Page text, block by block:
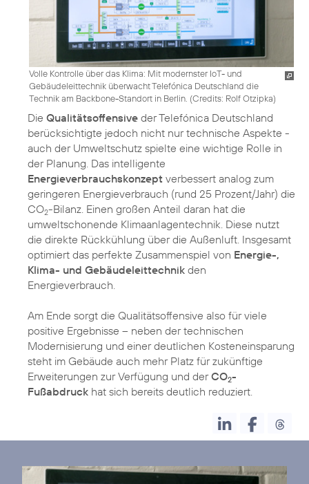
Volle Kontrolle über das Klima: Mit modernster IoT- und
Gebäudeleittechnik überwacht Telefónica Deutschland die
Technik am Backbone-Standort in Berlin. (Credits: Rolf Otzipka)
Die Qualitätsoffensive der Telefónica Deutschland
berücksichtigte jedoch nicht nur technische Aspekte -
auch der Umweltschutz spielte eine wichtige Rolle in
der Planung. Das intelligente
Energieverbrauchskonzept verbessert analog zum
geringeren Energieverbrauch (rund 25 Prozent/Jahr) die
CO2-Bilanz. Einen großen Anteil daran hat die
umweltschonende Klimaanlagentechnik. Diese nutzt
die direkte Rückkühlung über die Außenluft. Insgesamt
optimiert das perfekte Zusammenspiel von Energie-,
Klima- und Gebäudeleittechnik den
Energieverbrauch.
Am Ende sorgt die Qualitätsoffensive also für viele
positive Ergebnisse – neben der technischen
Modernisierung und einer deutlichen Kosteneinsparung
steht im Gebäude auch mehr Platz für zukünftige
Erweiterungen zur Verfügung und derCO2-
Fußabdruck hat sich bereits deutlich reduziert.